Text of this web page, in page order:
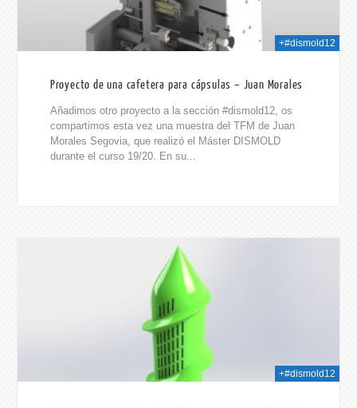
+#dismold12
Proyecto de una cafetera para cápsulas – Juan Morales
Añadimos otro proyecto a la sección #dismold12, os
compartimos esta vez una muestra del TFM de Juan
Morales Segovia, que realizó el Máster DISMOLD
durante el curso 19/20. En su...
+#dismold12